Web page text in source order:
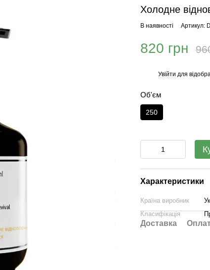
Холодне
В наявності Артикул:
820 грн
Увійти для
Об'єм
250
Характеристики
Країна виробник
Класифікація
Доставка